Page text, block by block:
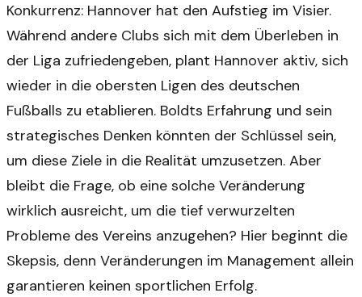
Konkurrenz: Hannover hat den Aufstieg im Visier.
Während andere Clubs sich mit dem Überleben in
der Liga zufriedengeben, plant Hannover aktiv, sich
wieder in die obersten Ligen des deutschen
Fußballs zu etablieren. Boldts Erfahrung und sein
strategisches Denken könnten der Schlüssel sein,
um diese Ziele in die Realität umzusetzen. Aber
bleibt die Frage, ob eine solche Veränderung
wirklich ausreicht, um die tief verwurzelten
Probleme des Vereins anzugehen? Hier beginnt die
Skepsis, denn Veränderungen im Management allein
garantieren keinen sportlichen Erfolg.